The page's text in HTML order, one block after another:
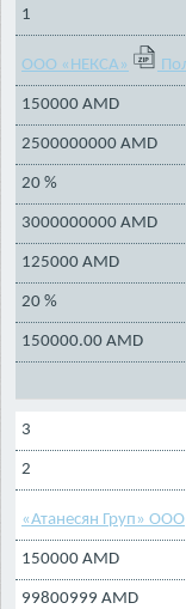
1
ООО «НЕКСА»
150000 AMD
2500000000 AMD
20 %
3000000000 AMD
125000 AMD
20 %
150000.00 AMD
3
2
«Атанесян Груп» ООО
150000 AMD
99800999 AMD